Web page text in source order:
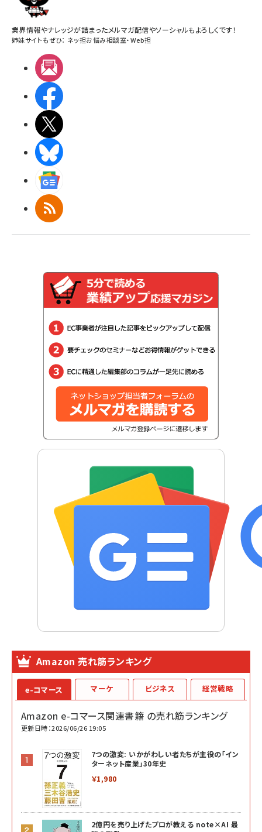
業界情報やナレッジが詰まったメルマガ配信やソーシャルもよろしくです！
姉妹サイトもぜひ： ネッ担お悩み相談室・Web担
RSS
Amazon 売れ筋ランキング
e-コマース
Amazon e-コマース関連書籍 の売れ筋ランキング
更新日時：2026/06/26 19:05
7つの激変: いかがわしい者たちが主役の「イン
ターネット産業」30年史
￥1,980
2億円を売り上げたプロが教える note×AI 最
マーケ ビジネス 経営戦略